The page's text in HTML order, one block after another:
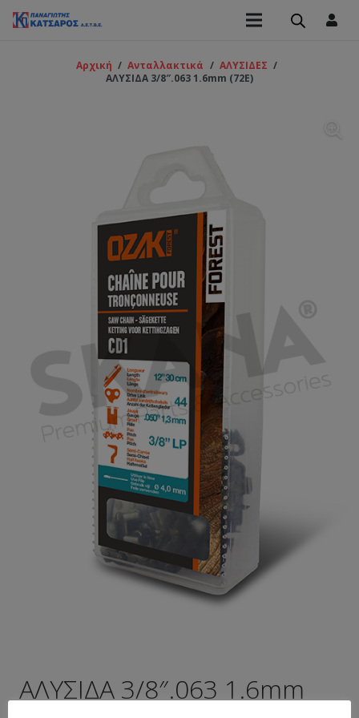
Αρχική / Ανταλλακτικά / ΑΛΥΣΙΔΕΣ /
ΑΛΥΣΙΔΑ 3/8″.063 1.6mm (72Ε)
ΑΛΥΣΙΔΑ 3/8″.063 1.6mm